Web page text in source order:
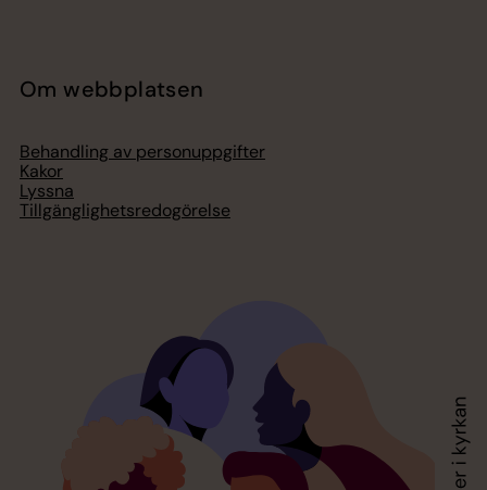
Om webbplatsen
Behandling av personuppgifter
Kakor
Lyssna
Tillgänglighetsredogörelse